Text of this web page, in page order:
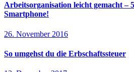
Arbeitsorganisation leicht gemacht –
Smartphone!
26. November 2016
So umgehst du die Erbschaftssteuer